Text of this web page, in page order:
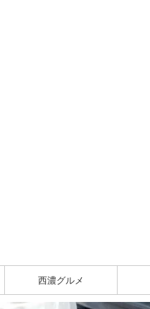
西濃グルメ